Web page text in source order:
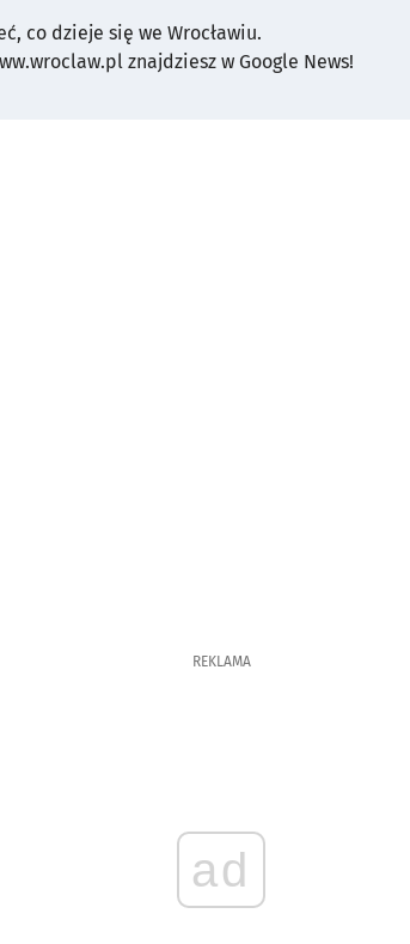
co dzieje się we Wrocławiu.
znajdziesz w Google News!
REKLAMA
ad